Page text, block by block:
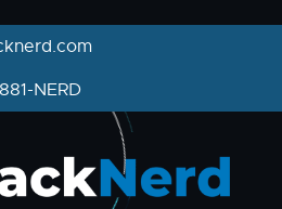
NERD